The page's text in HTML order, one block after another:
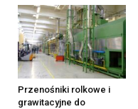
Przenośniki rolkowe i
grawitacyjne do